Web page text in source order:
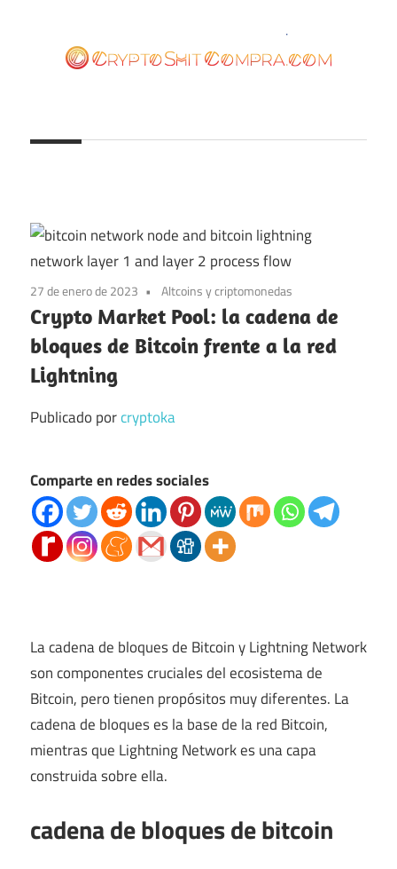
contenido
27 de enero de 2023 Altcoins y criptomonedas
Crypto Market Pool: la cadena de
bloques de Bitcoin frente a la red
Lightning
Publicado porcryptoka
Comparte en redes sociales
La cadena de bloques de Bitcoin y Lightning Network
son componentes cruciales del ecosistema de
Bitcoin, pero tienen propósitos muy diferentes. La
cadena de bloques es la base de la red Bitcoin,
mientras que Lightning Network es una capa
construida sobre ella.
cadena de bloques de bitcoin